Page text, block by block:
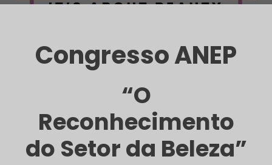
Congresso ANEP
“O
Reconhecimento
do Setor da Beleza”